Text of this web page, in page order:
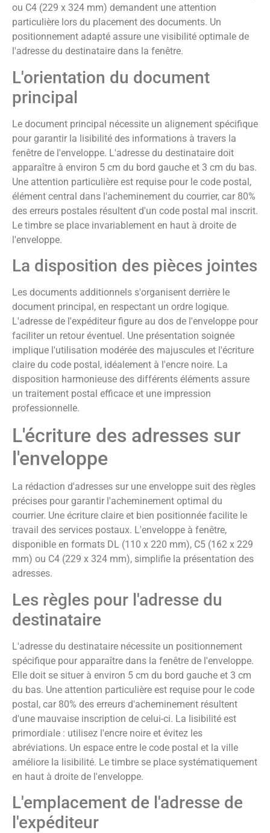
ou C4 (229 x 324 mm) demandent une attention
particulière lors du placement des documents. Un
positionnement adapté assure une visibilité optimale de
l'adresse du destinataire dans la fenêtre.
L'orientation du document
principal
Le document principal nécessite un alignement spécifique
pour garantir la lisibilité des informations à travers la
fenêtre de l'enveloppe. L'adresse du destinataire doit
apparaître à environ 5 cm du bord gauche et 3 cm du bas.
Une attention particulière est requise pour le code postal,
élément central dans l'acheminement du courrier, car 80%
des erreurs postales résultent d'un code postal mal inscrit.
Le timbre se place invariablement en haut à droite de
l'enveloppe.
La disposition des pièces jointes
Les documents additionnels s'organisent derrière le
document principal, en respectant un ordre logique.
L'adresse de l'expéditeur figure au dos de l'enveloppe pour
faciliter un retour éventuel. Une présentation soignée
implique l'utilisation modérée des majuscules et l'écriture
claire du code postal, idéalement à l'encre noire. La
disposition harmonieuse des différents éléments assure
un traitement postal efficace et une impression
professionnelle.
L'écriture des adresses sur
l'enveloppe
La rédaction d'adresses sur une enveloppe suit des règles
précises pour garantir l'acheminement optimal du
courrier. Une écriture claire et bien positionnée facilite le
travail des services postaux. L'enveloppe à fenêtre,
disponible en formats DL (110 x 220 mm), C5 (162 x 229
mm) ou C4 (229 x 324 mm), simplifie la présentation des
adresses.
Les règles pour l'adresse du
destinataire
L'adresse du destinataire nécessite un positionnement
spécifique pour apparaître dans la fenêtre de l'enveloppe.
Elle doit se situer à environ 5 cm du bord gauche et 3 cm
du bas. Une attention particulière est requise pour le code
postal, car 80% des erreurs d'acheminement résultent
d'une mauvaise inscription de celui-ci. La lisibilité est
primordiale : utilisez l'encre noire et évitez les
abréviations. Un espace entre le code postal et la ville
améliore la lisibilité. Le timbre se place systématiquement
en haut à droite de l'enveloppe.
L'emplacement de l'adresse de
l'expéditeur